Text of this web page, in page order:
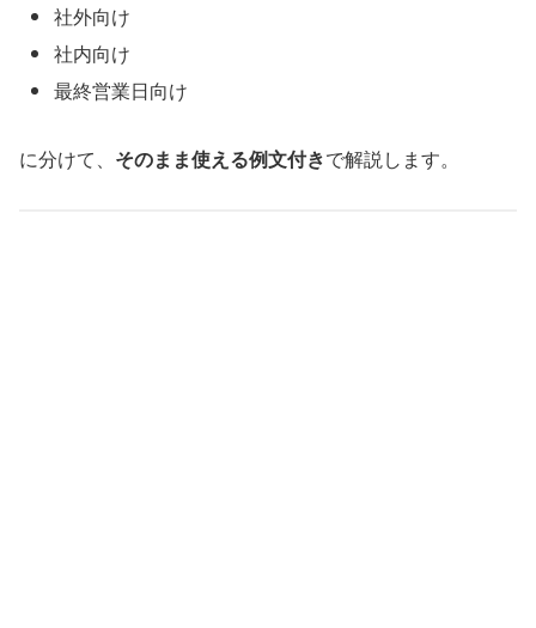
社外向け
社内向け
最終営業日向け
に分けて、 そのまま使える例文付きで解説します。